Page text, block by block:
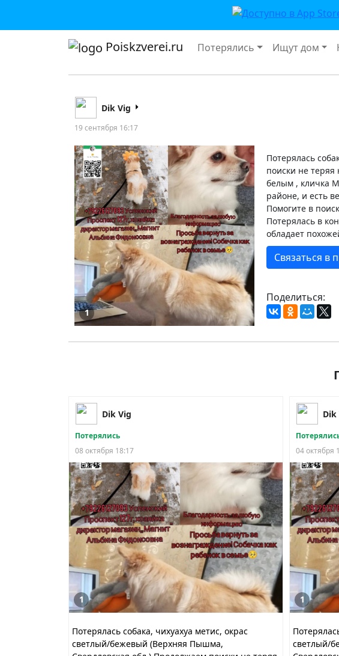
Poiskzverei.ru Потерялись Ищут дом
Dik Vig
19 сентября 16:17
1
Потерялась
поиски не
белым , кличка
районе, и есть
Помогите в
Потерялась в
обладает
Связаться в
Поделиться:
Dik Vig
Потерялись
08 октября 18:17
1
Потерялась собака, чихуахуа метис, окрас
светлый/бежевый (Верхняя Пышма,
Dik
04 октября
1
светлый/